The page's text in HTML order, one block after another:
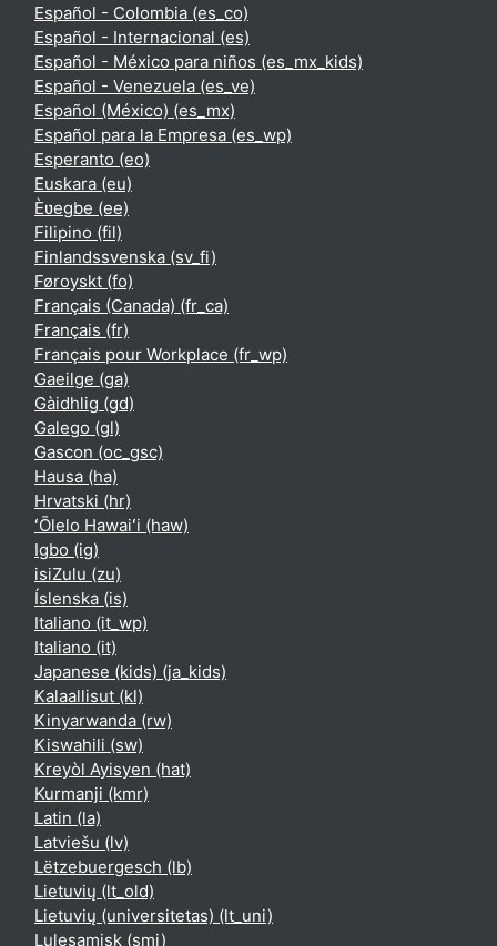
Español - Colombia ‎(es_co)‎
Español - Internacional ‎(es)‎
Español - México para niños ‎(es_mx_kids)‎
Español - Venezuela ‎(es_ve)‎
Español (México) ‎(es_mx)‎
Español para la Empresa ‎(es_wp)‎
Esperanto ‎(eo)‎
Euskara ‎(eu)‎
Èʋegbe ‎(ee)‎
Filipino ‎(fil)‎
Finlandssvenska ‎(sv_fi)‎
Føroyskt ‎(fo)‎
Français (Canada) ‎(fr_ca)‎
Français ‎(fr)‎
Français pour Workplace ‎(fr_wp)‎
Gaeilge ‎(ga)‎
Gàidhlig ‎(gd)‎
Galego ‎(gl)‎
Gascon ‎(oc_gsc)‎
Hausa ‎(ha)‎
Hrvatski ‎(hr)‎
ʻŌlelo Hawaiʻi ‎(haw)‎
Igbo ‎(ig)‎
isiZulu ‎(zu)‎
Íslenska ‎(is)‎
Italiano ‎(it_wp)‎
Italiano ‎(it)‎
Japanese (kids) ‎(ja_kids)‎
Kalaallisut ‎(kl)‎
Kinyarwanda ‎(rw)‎
Kiswahili ‎(sw)‎
Kreyòl Ayisyen ‎(hat)‎
Kurmanji ‎(kmr)‎
Latin ‎(la)‎
Latviešu ‎(lv)‎
Lëtzebuergesch ‎(lb)‎
Lietuvių ‎(lt_old)‎
Lietuvių (universitetas) ‎(lt_uni)‎
Lulesamisk ‎(smj)‎